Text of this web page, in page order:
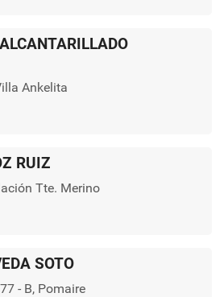
Ankelita
RUIZ
Tte. Merino
SOTO
- B, Pomaire